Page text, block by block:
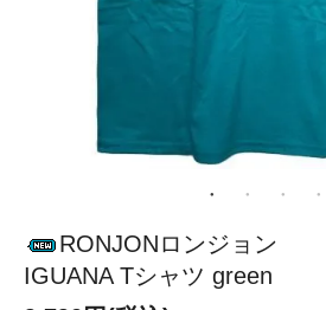
RONJONロンジョン
IGUANA Tシャツ green